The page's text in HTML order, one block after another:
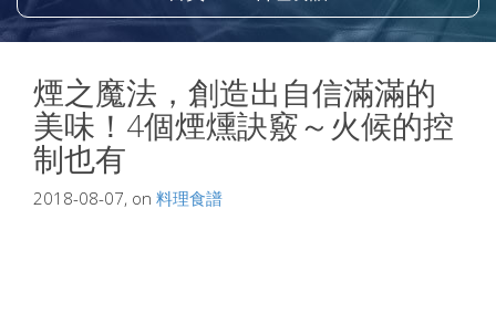
煙之魔法，創造出自信滿滿的
美味！4個煙燻訣竅～火候的控
制也有
2018-08-07, on 料理食譜